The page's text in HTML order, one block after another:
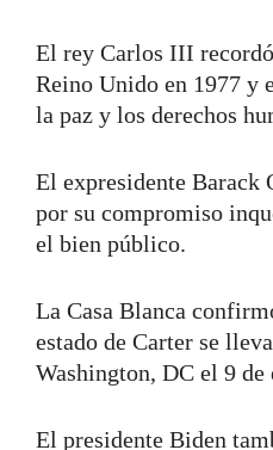
El rey Carlos III
Reino Unido en 1977 y
la paz y los derechos
El expresidente Barack
por su compromiso
el bien público.
La Casa Blanca
estado de Carter se
Washington, DC el 9 de
El presidente Biden